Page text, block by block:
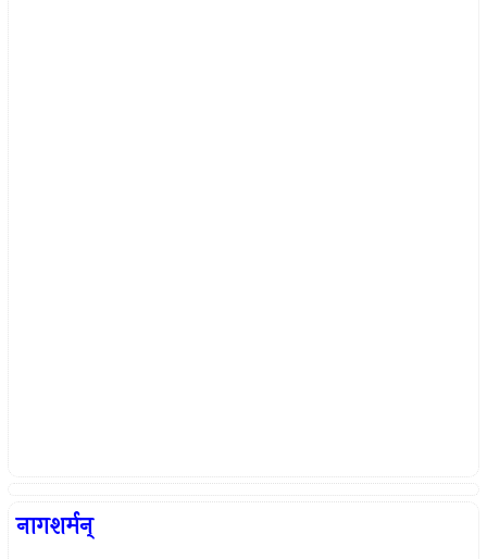
नागशर्मन्